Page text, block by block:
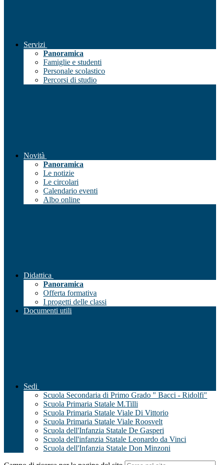
Servizi
Panoramica
Famiglie e studenti
Personale scolastico
Percorsi di studio
Novità
Panoramica
Le notizie
Le circolari
Calendario eventi
Albo online
Didattica
Panoramica
Offerta formativa
I progetti delle classi
Documenti utili
Sedi
Scuola Secondaria di Primo Grado " Bacci - Ridolfi"
Scuola Primaria Statale M.Tilli
Scuola Primaria Statale Viale Di Vittorio
Scuola Primaria Statale Viale Roosvelt
Scuola dell'Infanzia Statale De Gasperi
Scuola dell'infanzia Statale Leonardo da Vinci
Scuola dell'Infanzia Statale Don Minzoni